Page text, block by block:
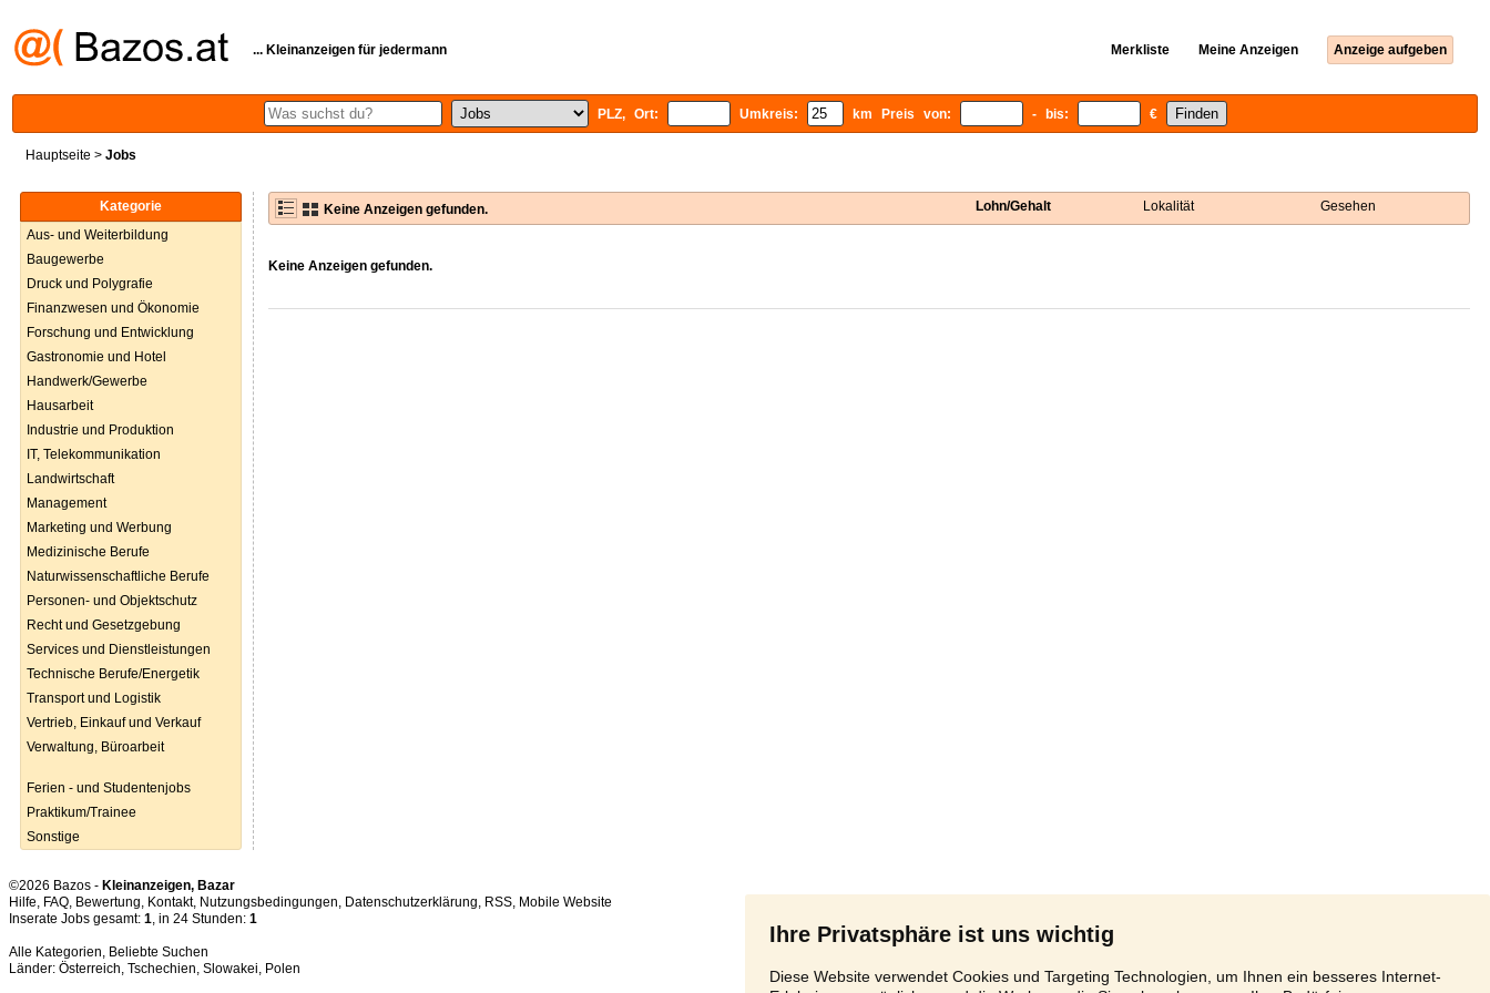
Ihre Privatsphäre ist uns wichtig
Diese Website verwendet Cookies und Targeting Technologien, um Ihnen ein besseres Internet-
... Kleinanzeigen für jedermann Merkliste Meine Anzeigen Anzeige aufgeben
PLZ, Ort: Umkreis: km Preis von: - bis: €
Hauptseite > Jobs
Kategorie
Aus- und Weiterbildung
Baugewerbe
Druck und Polygrafie
Finanzwesen und Ökonomie
Forschung und Entwicklung
Gastronomie und Hotel
Handwerk/Gewerbe
Hausarbeit
Industrie und Produktion
IT, Telekommunikation
Landwirtschaft
Management
Marketing und Werbung
Medizinische Berufe
Naturwissenschaftliche Berufe
Personen- und Objektschutz
Recht und Gesetzgebung
Services und Dienstleistungen
Technische Berufe/Energetik
Transport und Logistik
Vertrieb, Einkauf und Verkauf
Verwaltung, Büroarbeit
Ferien - und Studentenjobs
Praktikum/Trainee
Sonstige
Keine Anzeigen gefunden. Lohn/Gehalt Lokalität Gesehen
Keine Anzeigen gefunden.
©2026 Bazos - Kleinanzeigen, Bazar
Hilfe, FAQ, Bewertung, Kontakt, Nutzungsbedingungen, Datenschutzerklärung, RSS,
Inserate Jobs gesamt: 1, in 24 Stunden: 1
Alle Kategorien, Beliebte Suchen
Länder: Österreich, Tschechien, Slowakei, Polen